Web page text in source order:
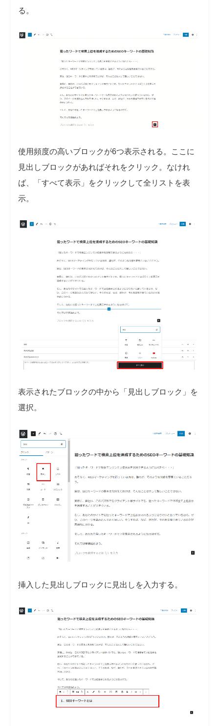
る。
使用頻度の高いブロックが6つ表示される。ここに
見出しブロックがあればそれをクリック。なけれ
ば、「すべて表示」をクリックして全リストを表
示。
表示されたブロックの中から「見出しブロック」を
選択。
挿入した見出しブロックに見出しを入力する。